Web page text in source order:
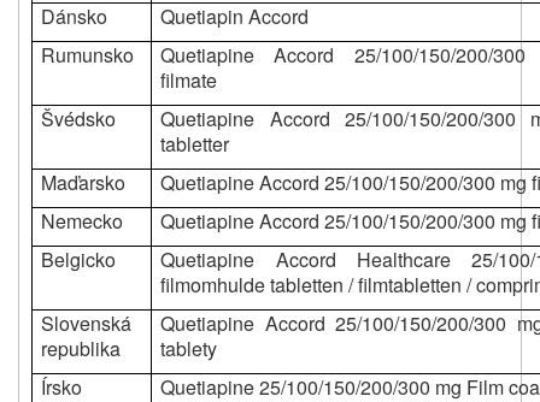
Dánsko
Quetiapin Accord
Rumunsko
Quetiapine Accord 25/100/150/200/
filmate
Švédsko
Quetiapine Accord 25/100/150/200/300
tabletter
Maďarsko
Quetiapine Accord 25/100/150/200/300 mg
Nemecko
Quetiapine Accord 25/100/150/200/300 mg
Belgicko
Quetiapine Accord Healthcare 25/
filmomhulde tabletten / filmtabletten /
Slovenská
republika
Quetiapine Accord 25/100/150/200/300
tablety
Írsko
Quetiapine 25/100/150/200/300 mg Film